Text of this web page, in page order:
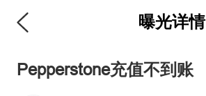
曝光详情
Pepperstone充值不到账